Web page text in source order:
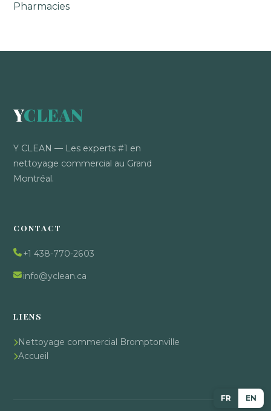
FR EN
Pharmacies
YCLEAN
Y CLEAN — Les experts #1 en
nettoyage commercial au Grand
Montréal.
CONTACT
+1 438-770-2603
info@yclean.ca
LIENS
Nettoyage commercial Bromptonville
Accueil